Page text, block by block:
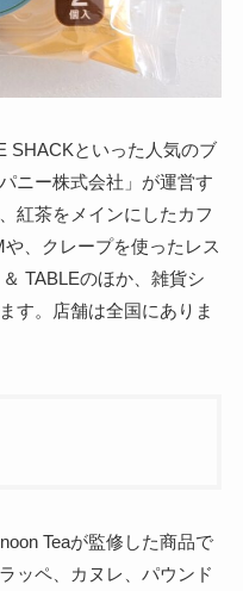
SHACKといった人気のブ
ニー株式会社」が運営す
紅茶をメインにしたカフ
や、クレープを使ったレス
TABLEのほか、雑貨シ
す。店舗は全国にありま
Teaが監修した商品で
ッペ、カヌレ、パウンド